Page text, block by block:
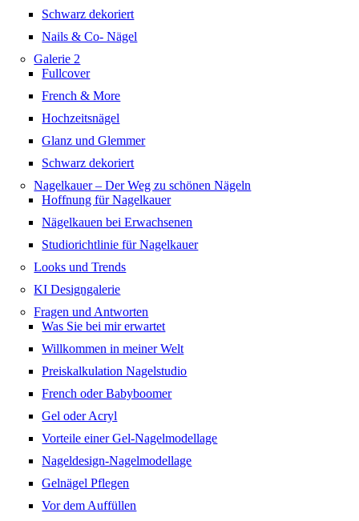
Schwarz dekoriert
Nails & Co- Nägel
Galerie 2
Fullcover
French & More
Hochzeitsnägel
Glanz und Glemmer
Schwarz dekoriert
Nagelkauer – Der Weg zu schönen Nägeln
Hoffnung für Nagelkauer
Nägelkauen bei Erwachsenen
Studiorichtlinie für Nagelkauer
Looks und Trends
KI Designgalerie
Fragen und Antworten
Was Sie bei mir erwartet
Willkommen in meiner Welt
Preiskalkulation Nagelstudio
French oder Babyboomer
Gel oder Acryl
Vorteile einer Gel-Nagelmodellage
Nageldesign-Nagelmodellage
Gelnägel Pflegen
Vor dem Auffüllen